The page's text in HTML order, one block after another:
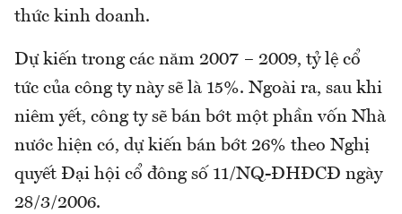
thức kinh doanh.
Dự kiến trong các năm 2007 – 2009, tỷ lệ cổ
tức của công ty này sẽ là 15%. Ngoài ra, sau khi
niêm yết, công ty sẽ bán bớt một phần vốn Nhà
nước hiện có, dự kiến bán bớt 26% theo Nghị
quyết Đại hội cổ đông số 11/NQ-ĐHĐCĐ ngày
28/3/2006.